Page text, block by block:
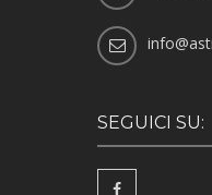
SEGUICI SU: